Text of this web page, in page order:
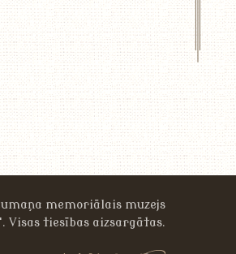
memoriālais muzejs
Visas tiesības aizsargātas.